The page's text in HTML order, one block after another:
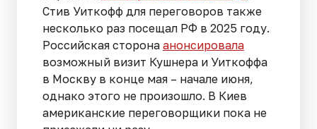
Стив Уиткофф для переговоров также
несколько раз посещал РФ в 2025 году.
Российская сторона анонсировала
возможный визит Кушнера и Уиткоффа
в Москву в конце мая – начале июня,
однако этого не произошло. В Киев
американские переговорщики пока не